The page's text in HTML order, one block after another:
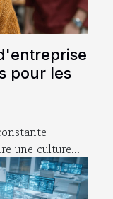
pour les
une culture...